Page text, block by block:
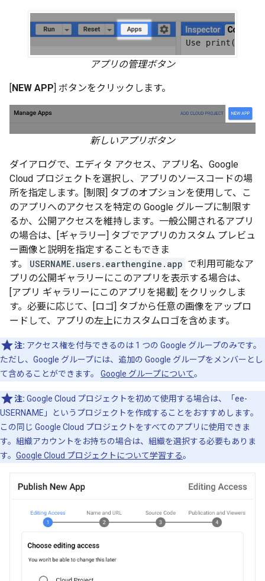
アプリの管理ボタン
[NEW APP] ボタンをクリックします。
新しいアプリボタン
ダイアログで、エディタ アクセス、アプリ名、Google
Cloud プロジェクトを選択し、アプリのソースコードの場
所を指定します。[制限] タブのオプションを使用して、こ
のアプリへのアクセスを特定の Google グループに制限す
るか、公開アクセスを維持します。一般公開されるアプリ
の場合は、[ギャラリー] タブでアプリのカスタム プレビュ
ー画像と説明を指定することもできま
す。
USERNAME.users.earthengine.app で利用可能なア
プリの公開ギャラリーにこのアプリを表示する場合は、
[アプリ ギャラリーにこのアプリを掲載] をクリックしま
す。必要に応じて、[ロゴ] タブから任意の画像をアップロ
ードして、アプリの左上にカスタムロゴを含めます。
注: アクセス権を付与できるのは 1 つの Google グループのみです。
ただし、Google グループには、追加の Google グループをメンバーとし
て含めることができます。 Google グループについて。
注: Google Cloud プロジェクトを初めて使用する場合は、「ee-
USERNAME」というプロジェクトを作成することをおすすめします。
この同じ Google Cloud プロジェクトをすべてのアプリに使用できま
す。組織アカウントをお持ちの場合は、組織を選択する必要もありま
す。 Google Cloud プロジェクトについて学習する。